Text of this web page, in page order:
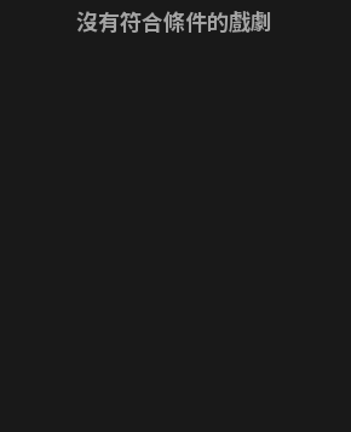
沒有符合條件的戲劇